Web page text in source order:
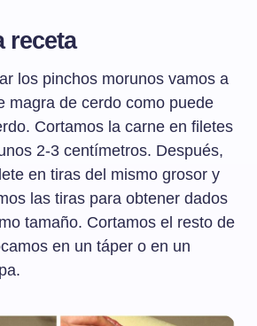
receta
los pinchos morunos vamos a
magra de cerdo como puede
Cortamos la carne en filetes
2-3 centímetros. Después,
en tiras del mismo grosor y
las tiras para obtener dados
tamaño. Cortamos el resto de
en un táper o en un